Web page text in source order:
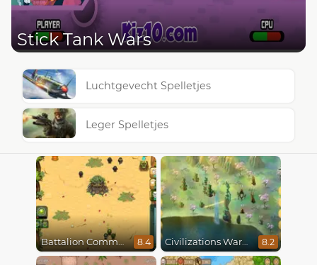
Stick Tank Wars
Luchtgevecht Spelletjes
Leger Spelletjes
Battalion Commander 8.4 Civilizations Wars Master Edition 8.2